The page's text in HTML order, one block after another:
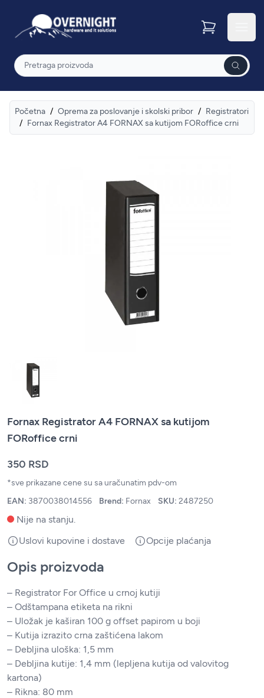
Overnight
Pretraga
Početna / Oprema za poslovanje i skolski pribor / Registratori
/ Fornax Registrator A4 FORNAX sa kutijom FORoffice crni
Fornax Registrator A4 FORNAX sa kutijom
FORoffice crni
350 RSD
*sve prikazane cene su sa uračunatim pdv-om
EAN: 3870038014556 Brend: Fornax SKU: 2487250
Nije na stanju.
Uslovi kupovine i dostave
Opcije plaćanja
Opis proizvoda
– Registrator For Office u crnoj kutiji
– Odštampana etiketa na rikni
– Uložak je kaširan 100 g offset papirom u boji
– Kutija izrazito crna zaštićena lakom
– Debljina uloška: 1,5 mm
– Debljina kutije: 1,4 mm (lepljena kutija od valovitog
kartona)
– Rikna: 80 mm